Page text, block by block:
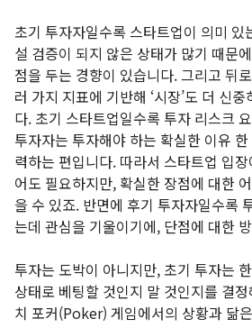
초기 투자자일수록 스타트업이 의미 있
설 검증이 되지 않은 상태가 많기 때문
점을 두는 경향이 있습니다. 그리고 뒤
러 가지 지표에 기반해 ‘시장’도 더 신
다. 초기 스타트업일수록 투자 리스크
투자자는 투자해야 하는 확실한 이유
력하는 편입니다. 따라서 스타트업 입
어도 필요하지만, 확실한 장점에 대한
을 수 있죠. 반면에 후기 투자자일수록
는데 관심을 기울이기에, 단점에 대한
투자는 도박이 아니지만, 초기 투자는
상태로 베팅할 것인지 말 것인지를 결
치 포커(Poker) 게임에서의 상황과 닮